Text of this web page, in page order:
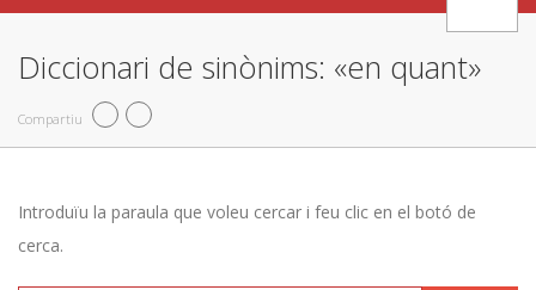
Diccionari de sinònims: «en quant»
Compartiu
Introduïu la paraula que voleu cercar i feu clic en el botó de
cerca.